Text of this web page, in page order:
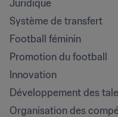
Juridique
Système de transfert
Football féminin
Promotion du football
Innovation
Développement des
Organisation des